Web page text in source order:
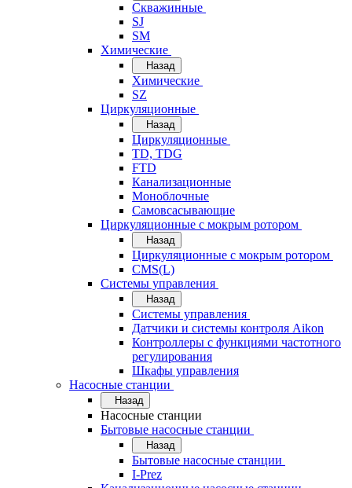
Скважинные
SJ
SM
Химические
Назад
Химические
SZ
Циркуляционные
Назад
Циркуляционные
TD, TDG
FTD
Канализационные
Моноблочные
Самовсасывающие
Циркуляционные с мокрым ротором
Назад
Циркуляционные с мокрым ротором
CMS(L)
Системы управления
Назад
Системы управления
Датчики и системы контроля Aikon
Контроллеры с функциями частотного
регулирования
Шкафы управления
Насосные станции
Назад
Насосные станции
Бытовые насосные станции
Назад
Бытовые насосные станции
I-Prez